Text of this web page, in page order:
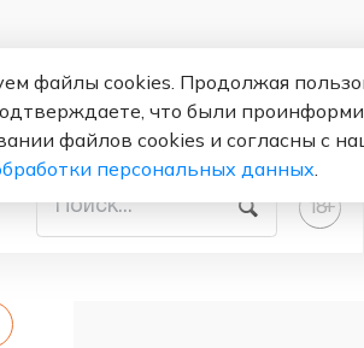
18+
файлы cookies. Продолжая
что были
файлов cookies и согласны с
персональных данных.